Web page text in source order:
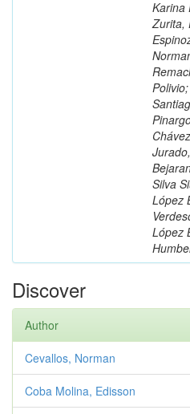
Karina
Zurita,
Silva
López
López
Discover
Author
Cevallos, Norman
Coba Molina, Edisson